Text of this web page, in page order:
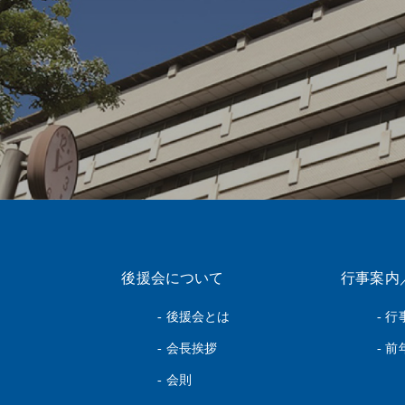
後援会について
- 後援会とは
- 会長挨拶
- 会則
行事案内
- 行
- 前